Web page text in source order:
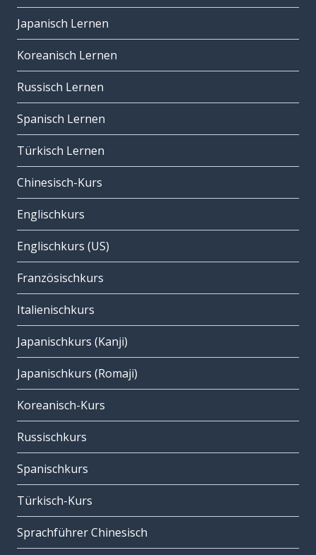
Japanisch Lernen
Koreanisch Lernen
Russisch Lernen
Spanisch Lernen
Türkisch Lernen
Chinesisch-Kurs
Englischkurs
Englischkurs (US)
Französischkurs
Italienischkurs
Japanischkurs (Kanji)
Japanischkurs (Romaji)
Koreanisch-Kurs
Russischkurs
Spanischkurs
Türkisch-Kurs
Sprachführer Chinesisch